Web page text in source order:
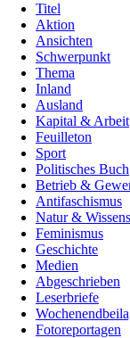
Titel
Aktion
Ansichten
Schwerpunkt
Thema
Inland
Ausland
Kapital & Arbeit
Feuilleton
Sport
Politisches Buch
Betrieb &
Antifaschismus
Natur &
Feminismus
Geschichte
Medien
Abgeschrieben
Leserbriefe
Fotoreportagen